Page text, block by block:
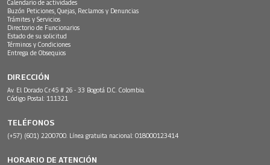
Calendario de actividades
Buzón Peticiones, Quejas, Reclamos y Denuncias
Trámites y Servicios
Directorio de Funcionarios
Estado de su solicitud
Términos y Condiciones
Entrega de Obsequios
DIRECCIÓN
Av. El Dorado Cr.45 # 26 - 33 Bogotá D.C. Colombia.
Código Postal: 111321
TELÉFONOS
(+57) (601) 2200700. Línea gratuita nacional: 018000123414
HORARIO DE ATENCIÓN